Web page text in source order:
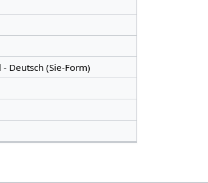
Deutsch (Sie-Form)